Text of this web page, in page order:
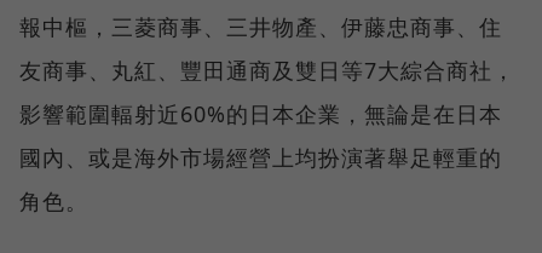
報中樞，三菱商事、三井物產、伊藤忠商事、住
友商事、丸紅、豐田通商及雙日等7大綜合商社，
影響範圍輻射近60%的日本企業，無論是在日本
國內、或是海外市場經營上均扮演著舉足輕重的
角色。